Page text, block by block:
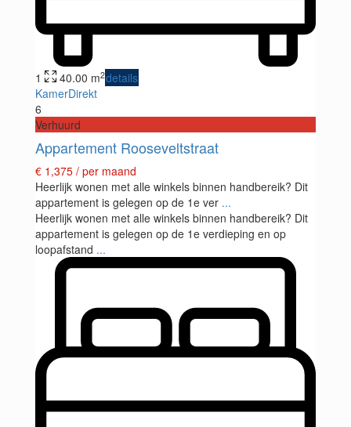
1 40.00 m2details
KamerDirekt
6
Verhuurd
Appartement Rooseveltstraat
€ 1,375 / per maand
Heerlijk wonen met alle winkels binnen handbereik? Dit
appartement is gelegen op de 1e ver ...
Heerlijk wonen met alle winkels binnen handbereik? Dit
appartement is gelegen op de 1e verdieping en op
loopafstand ...